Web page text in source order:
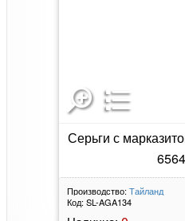
Серьги с
Производство: Тайланд
Код: SL-AGA134